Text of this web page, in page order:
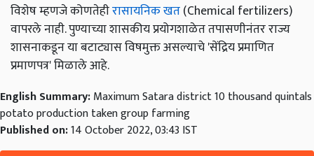
विशेष म्हणजे कोणतेहीरासायनिक खत(Chemical fertilizers)
वापरले नाही. पुण्याच्या शासकीय प्रयोगशाळेत तपासणीनंतर राज्य
शासनाकडून या बटाट्यास विषमुक्त असल्याचे 'सेंद्रिय प्रमाणित
प्रमाणपत्र' मिळाले आहे.
English Summary:Maximum Satara district 10 thousand quintals
potato production taken group farming
Published on:14 October 2022, 03:43 IST